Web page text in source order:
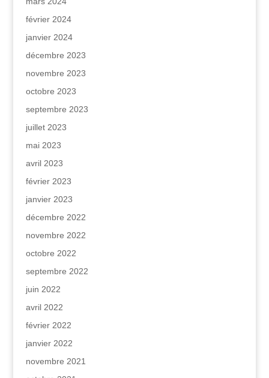
février 2024
janvier 2024
décembre 2023
novembre 2023
octobre 2023
septembre 2023
juillet 2023
mai 2023
avril 2023
février 2023
janvier 2023
décembre 2022
novembre 2022
octobre 2022
septembre 2022
juin 2022
avril 2022
février 2022
janvier 2022
novembre 2021